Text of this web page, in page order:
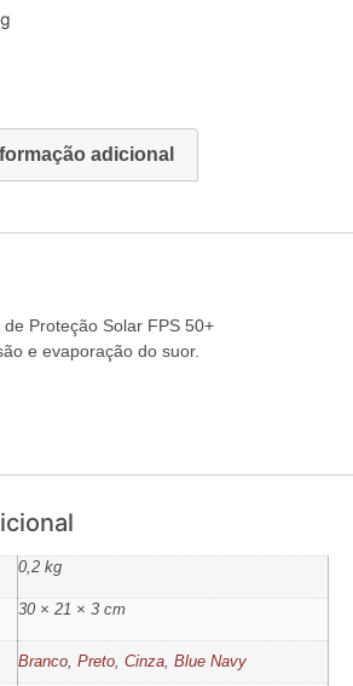
adicional
Proteção Solar FPS 50+
e evaporação do suor.
0,2 kg
30 × 21 × 3 cm
Branco, Preto, Cinza, Blue Navy